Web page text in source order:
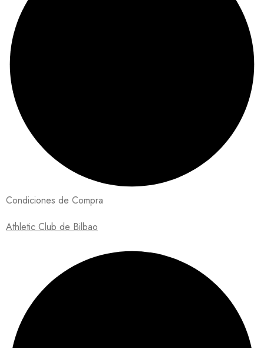
Condiciones de Compra
Athletic Club de Bilbao